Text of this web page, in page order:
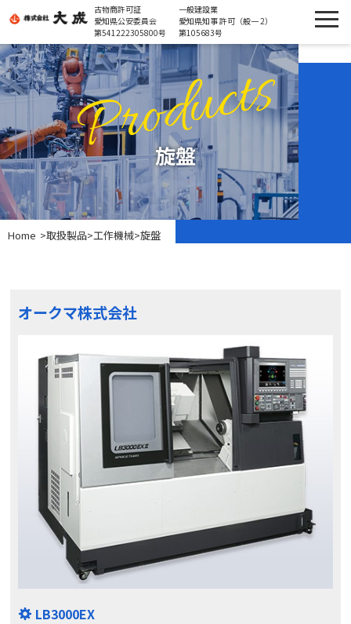
古物商許可証
愛知県公安委員会
第541222305800号
一般建設業
愛知県知事 許可（般一 2）
第105683号
Products
旋盤
Home >取扱製品>工作機械>旋盤
オークマ株式会社
LB3000EX